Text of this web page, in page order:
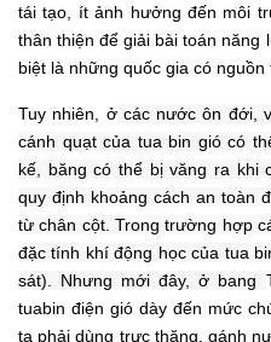
tái tạo, ít ảnh hưởng đến môi
thân thiện để giải bài toán năng
biệt là những quốc gia có nguồn
Tuy nhiên, ởcác nước ôn đới,
cánh quạt của tua bin gió có
kế, băng có thể bị văng ra khi
quy định khoảng cách an toàn
từ chân cột. Trong trường hợp
đặc tính khí động học của tua
sát). Nhưng mới đây, ở bang
tuabin điện gió dày đến mức
ta phải dùng trực thăng, gánh